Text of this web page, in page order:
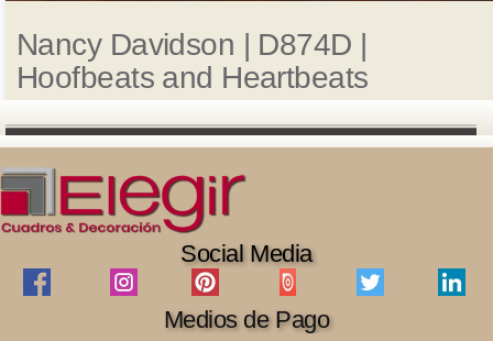
Nancy Davidson | D874D |
Hoofbeats and Heartbeats
Social Media
Medios de Pago